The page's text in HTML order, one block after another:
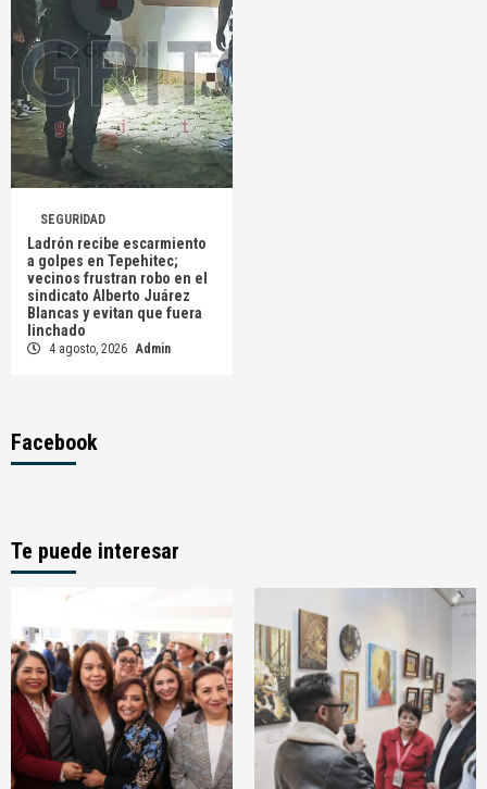
SEGURIDAD
Ladrón recibe escarmiento
a golpes en Tepehitec;
vecinos frustran robo en el
sindicato Alberto Juárez
Blancas y evitan que fuera
linchado
4 agosto, 2026 Admin
Facebook
Te puede interesar